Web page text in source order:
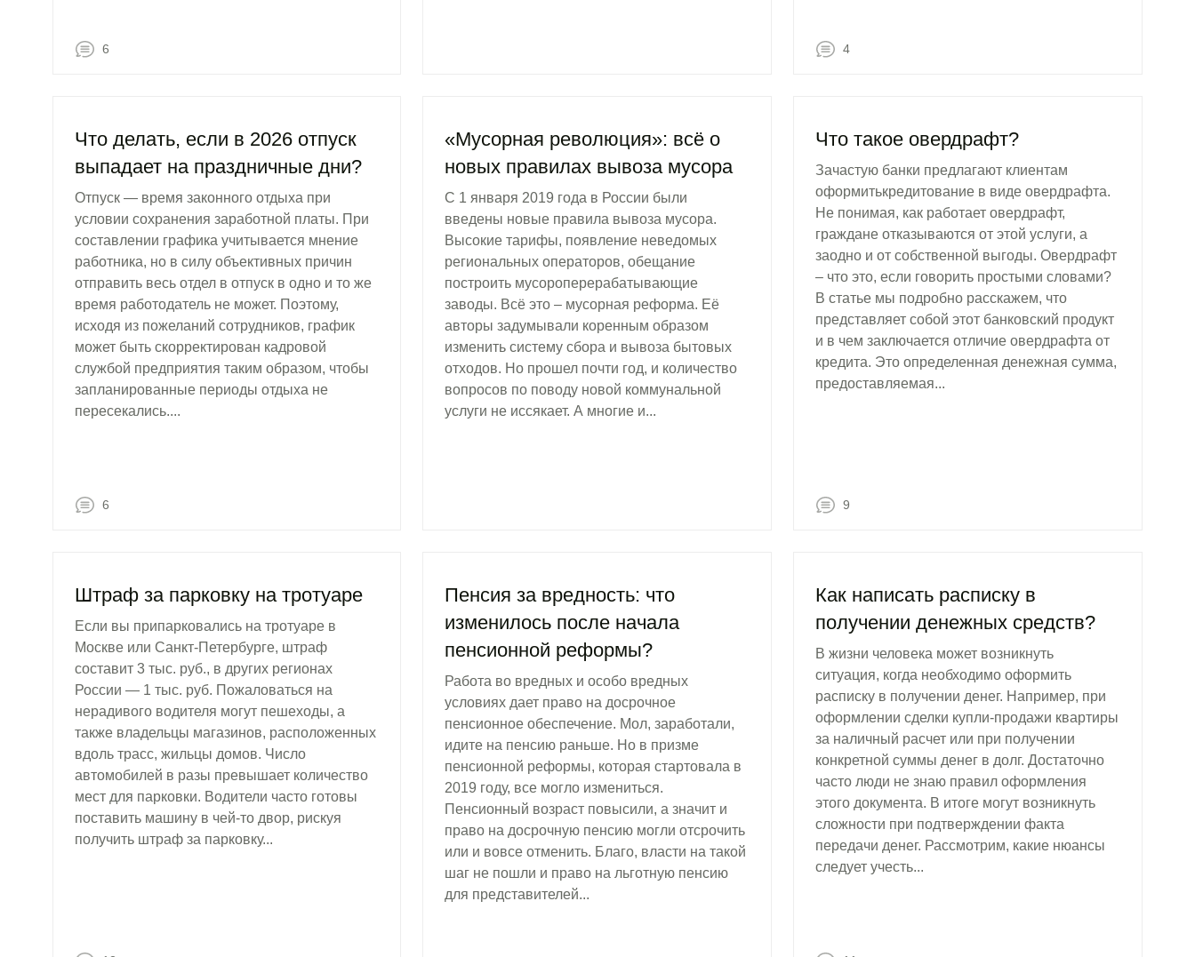
6 4
Что делать, если в 2026 отпуск
выпадает на праздничные дни?
Отпуск — время законного отдыха при
условии сохранения заработной платы. При
составлении графика учитывается мнение
работника, но в силу объективных причин
отправить весь отдел в отпуск в одно и то же
время работодатель не может. Поэтому,
исходя из пожеланий сотрудников, график
может быть скорректирован кадровой
службой предприятия таким образом, чтобы
запланированные периоды отдыха не
пересекались....
6
«Мусорная революция»: всё о
новых правилах вывоза мусора
С 1 января 2019 года в России были
введены новые правила вывоза мусора.
Высокие тарифы, появление неведомых
региональных операторов, обещание
построить мусороперерабатывающие
заводы. Всё это – мусорная реформа. Её
авторы задумывали коренным образом
изменить систему сбора и вывоза бытовых
отходов. Но прошел почти год, и количество
вопросов по поводу новой коммунальной
услуги не иссякает. А многие и...
Что такое овердрафт?
Зачастую банки предлагают клиентам
оформитькредитование в виде овердрафта.
Не понимая, как работает овердрафт,
граждане отказываются от этой услуги, а
заодно и от собственной выгоды. Овердрафт
– что это, если говорить простыми словами?
В статье мы подробно расскажем, что
представляет собой этот банковский продукт
и в чем заключается отличие овердрафта от
кредита. Это определенная денежная сумма,
предоставляемая...
9
Штраф за парковку на тротуаре
Если вы припарковались на тротуаре в
Москве или Санкт-Петербурге, штраф
составит 3 тыс. руб., в других регионах
России — 1 тыс. руб. Пожаловаться на
нерадивого водителя могут пешеходы, а
также владельцы магазинов, расположенных
вдоль трасс, жильцы домов. Число
автомобилей в разы превышает количество
мест для парковки. Водители часто готовы
поставить машину в чей-то двор, рискуя
получить штраф за парковку...
Пенсия за вредность: что
изменилось после начала
пенсионной реформы?
Работа во вредных и особо вредных
условиях дает право на досрочное
пенсионное обеспечение. Мол, заработали,
идите на пенсию раньше. Но в призме
пенсионной реформы, которая стартовала в
2019 году, все могло измениться.
Пенсионный возраст повысили, а значит и
право на досрочную пенсию могли отсрочить
или и вовсе отменить. Благо, власти на такой
шаг не пошли и право на льготную пенсию
для представителей...
Как написать расписку в
получении денежных средств?
В жизни человека может возникнуть
ситуация, когда необходимо оформить
расписку в получении денег. Например, при
оформлении сделки купли-продажи квартиры
за наличный расчет или при получении
конкретной суммы денег в долг. Достаточно
часто люди не знаю правил оформления
этого документа. В итоге могут возникнуть
сложности при подтверждении факта
передачи денег. Рассмотрим, какие нюансы
следует учесть...